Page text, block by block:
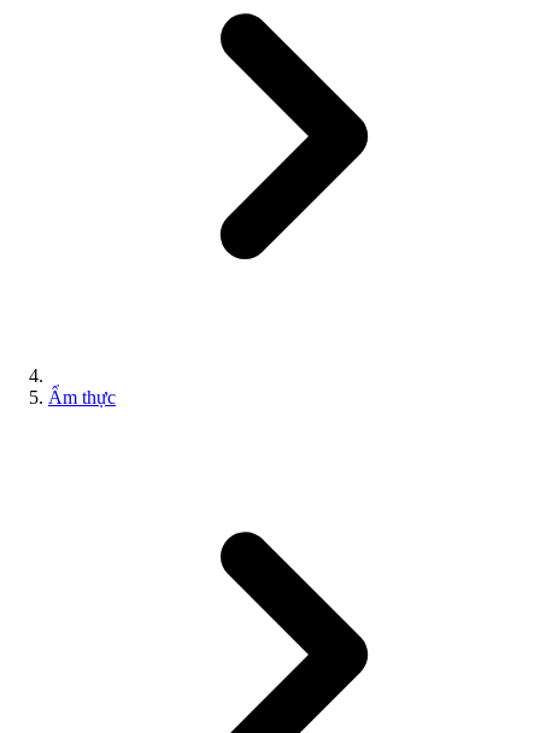
Ẩm thực